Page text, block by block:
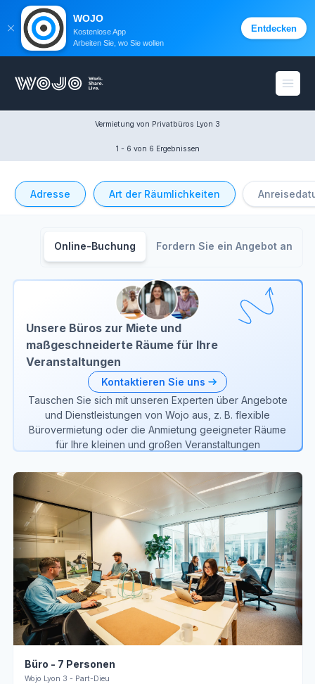
WOJO
Vermietung von Privatbüros Lyon 3
1 - 6 von 6 Ergebnissen
Adresse Art der Räumlichkeiten
Online-Buchung Fordern Sie ein Angebot an
Unsere Büros zur Miete und
maßgeschneiderte Räume für Ihre
Veranstaltungen
Kontaktieren Sie uns
Tauschen Sie sich mit unseren Experten über Angebote
und Dienstleistungen von Wojo aus, z. B. flexible
Bürovermietung oder die Anmietung geeigneter Räume
für Ihre kleinen und großen Veranstaltungen
Büro - 7 Personen
Wojo Lyon 3 - Part-Dieu
WOJO
Kostenlose App
Arbeiten Sie, wo Sie wollen
Entdecken